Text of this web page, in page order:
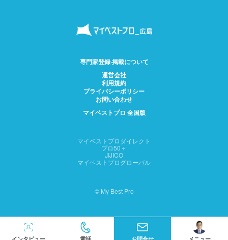
専門家登録·掲載について
運営会社
利用規約
プライバシーポリシー
お問い合わせ
マイベストプロ 全国版
マイベストプロダイレクト
プロ50＋
JIJICO
マイベストプログローバル
© My Best Pro